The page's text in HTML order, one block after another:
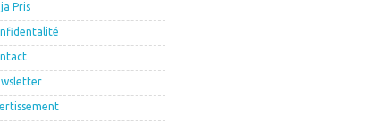
Pris